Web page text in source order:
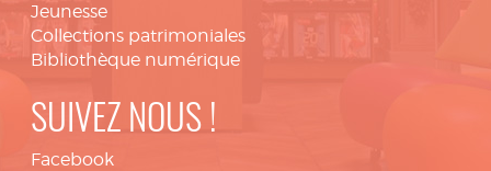
Jeunesse
Collections patrimoniales
Bibliothèque numérique
SUIVEZ NOUS !
Facebook